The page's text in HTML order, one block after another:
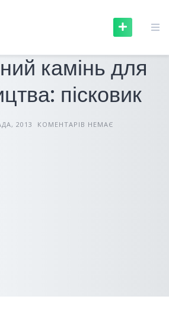
МАТЕРІАЛИ
камінь для
пісковик
2013 КОМЕНТАРІВ НЕМАЄ